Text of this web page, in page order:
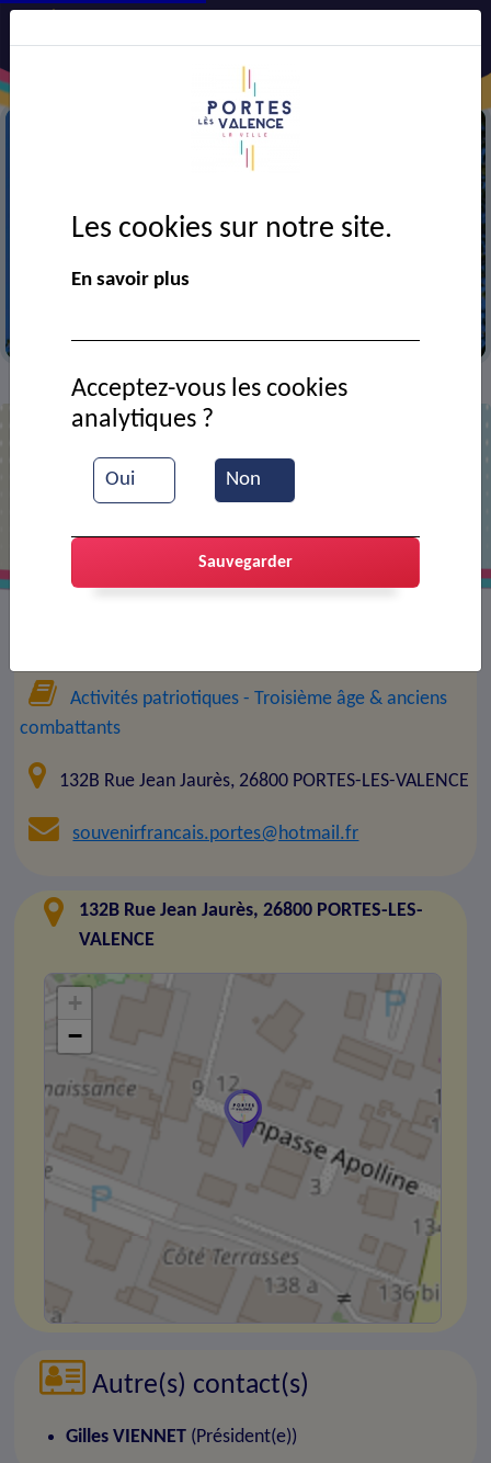
> Contact >Comité du Souvenir Français
Comité du Souvenir Français
Activités patriotiques - Troisième âge & anciens
combattants
132B Rue Jean Jaurès, 26800 PORTES-LES-VALENCE
souvenirfrancais.portes@hotmail.fr
132B Rue Jean Jaurès, 26800 PORTES-LES-
VALENCE
+
−
Autre(s) contact(s)
Gilles VIENNET(Président(e))
Les cookies sur notre site.
En savoir plus
Oui Non
Acceptez-vous les cookies
analytiques ?
Sauvegarder